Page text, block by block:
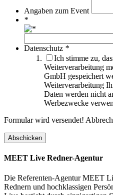
Angaben zum Event
*
Datenschutz *
Ich stimme zu,
Weiterverarbeitung
GmbH gespeichert
Weiterverarbeitung
Daten werden nicht
Werbezwecke
Formular wird versendet!
MEET Live Redner-Agentur
Die Referenten-Agentur MEET
Rednern und hochklassigen